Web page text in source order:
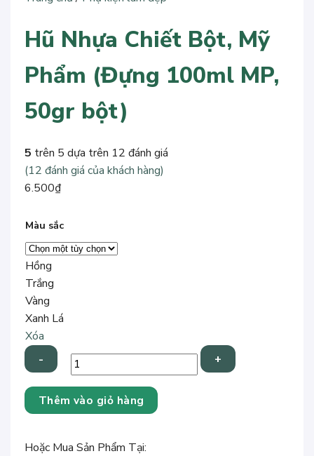
Hũ Nhựa Chiết Bột, Mỹ
Phẩm (Đựng 100ml MP,
50gr bột)
5 trên 5 dựa trên 12 đánh giá
(12 đánh giá của khách hàng)
6.500₫
Màu sắc
Hồng
Trắng
Vàng
Xanh Lá
Xóa
Hũ
Nhựa
Bột,
Thêm vào giỏ hàng
Hoặc Mua Sản Phẩm Tại: